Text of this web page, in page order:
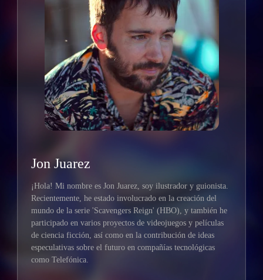
Jon Juarez
¡Hola! Mi nombre es Jon Juarez, soy ilustrador y guionista.
Recientemente, he estado involucrado en la creación del
mundo de la serie 'Scavengers Reign' (HBO), y también he
participado en varios proyectos de videojuegos y películas
de ciencia ficción, así como en la contribución de ideas
especulativas sobre el futuro en compañías tecnológicas
como Telefónica.